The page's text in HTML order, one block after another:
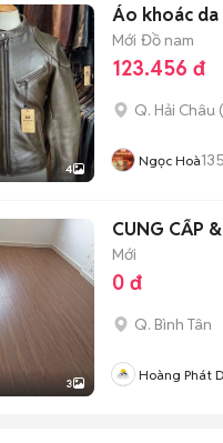
4
Áo khoác da
Mới Đồ nam
123.456 đ
Q. Hải Châu (
Ngọc Hoà135
3
CUNG CẤP
Mới
0 đ
Q. Bình Tân
Hoàng Phát